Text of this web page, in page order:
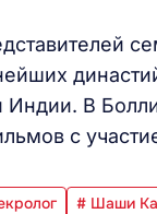
Индии. В
с
# Шаши